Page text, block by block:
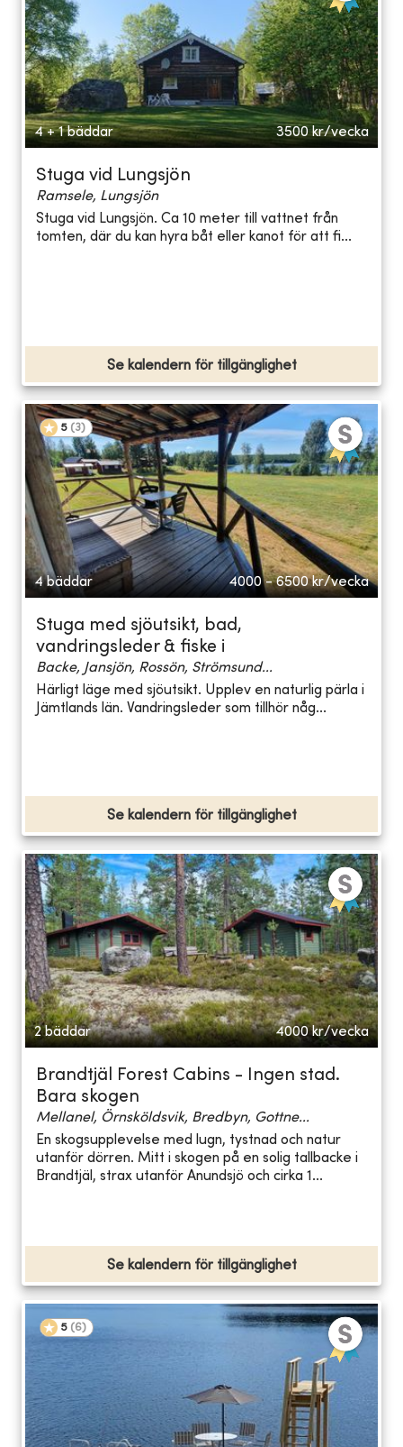
4 + 1 bäddar 3500 kr/vecka
Stuga vid Lungsjön
Ramsele, Lungsjön
Stuga vid Lungsjön. Ca 10 meter till vattnet från
tomten, där du kan hyra båt eller kanot för att fi...
Se kalendern för tillgänglighet
5 (3)
4 bäddar 4000 - 6500 kr/vecka
Stuga med sjöutsikt, bad,
vandringsleder & fiske i
Backe, Jansjön, Rossön, Strömsund...
Härligt läge med sjöutsikt. Upplev en naturlig pärla i
Jämtlands län. Vandringsleder som tillhör någ...
Se kalendern för tillgänglighet
2 bäddar 4000 kr/vecka
Brandtjäl Forest Cabins - Ingen stad.
Bara skogen
Mellanel, Örnsköldsvik, Bredbyn, Gottne...
En skogsupplevelse med lugn, tystnad och natur
utanför dörren. Mitt i skogen på en solig tallbacke i
Brandtjäl, strax utanför Anundsjö och cirka 1...
Se kalendern för tillgänglighet
5 (6)